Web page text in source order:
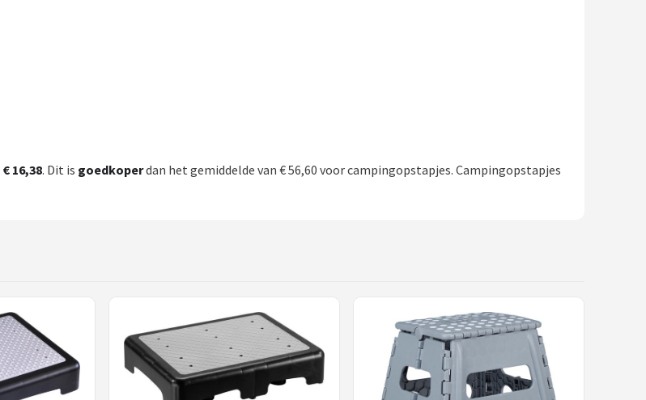
€ 16,38. Dit is goedkoperdan het gemiddelde van € 56,60 voor campingopstapjes. Campingopstapjes